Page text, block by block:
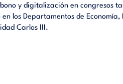
y digitalización en congresos
los Departamentos de Economía,
Carlos III.